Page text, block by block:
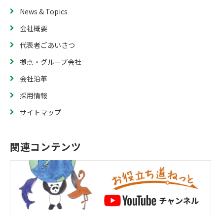
News & Topics
会社概要
代表者ごあいさつ
拠点・グループ会社
会社沿革
採用情報
サイトマップ
関連コンテンツ